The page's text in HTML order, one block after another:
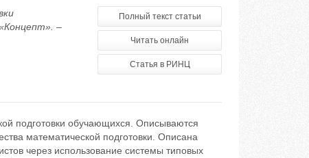
–
Полный текст статьи
Читать онлайн
Статья в РИНЦ
подготовки обучающихся. Описываются
математической подготовки. Описана
через использование системы типовых